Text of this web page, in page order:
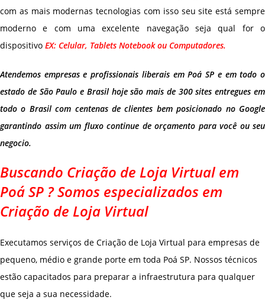
com as mais modernas tecnologias com isso seu site está sempre
moderno e com uma excelente navegação seja qual for o
dispositivo EX: Celular, Tablets Notebook ou Computadores.
Atendemos empresas e profissionais liberais em Poá SP e em todo o
estado de São Paulo e Brasil hoje são mais de 300 sites entregues em
todo o Brasil com centenas de clientes bem posicionado no Google
garantindo assim um fluxo continue de orçamento para você ou seu
negocio.
Buscando Criação de Loja Virtual em
Poá SP ? Somos especializados em
Criação de Loja Virtual
Executamos serviços de Criação de Loja Virtual para empresas de
pequeno, médio e grande porte em toda Poá SP. Nossos técnicos
estão capacitados para preparar a infraestrutura para qualquer
que seja a sua necessidade.